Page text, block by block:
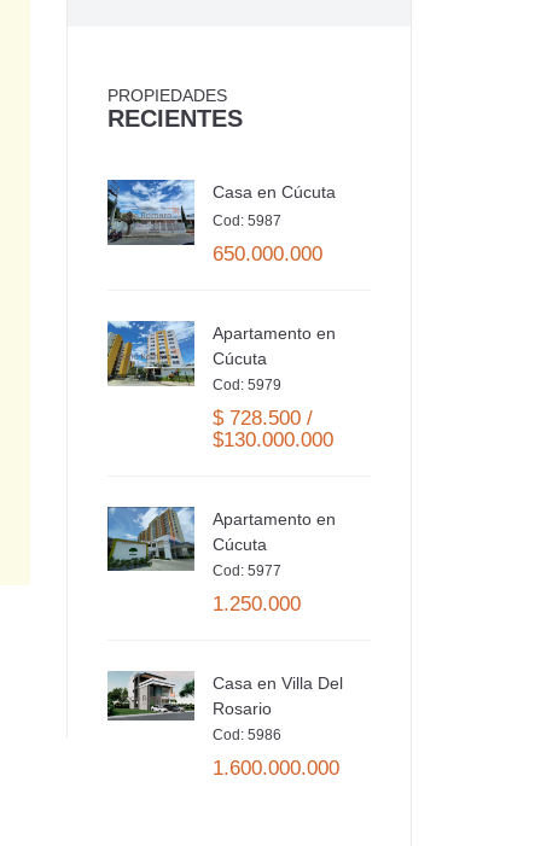
PROPIEDADES
RECIENTES
Casa en Cúcuta
Cod: 5987
650.000.000
Apartamento en
Cúcuta
Cod: 5979
$ 728.500 /
$130.000.000
Apartamento en
Cúcuta
Cod: 5977
1.250.000
Casa en Villa Del
Rosario
Cod: 5986
1.600.000.000